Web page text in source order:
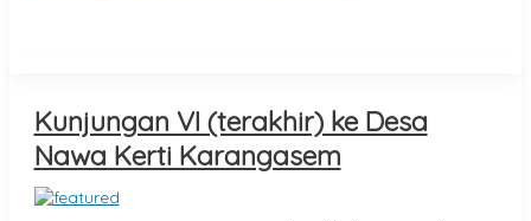
Kunjungan VI (terakhir) ke Desa
Nawa Kerti Karangasem